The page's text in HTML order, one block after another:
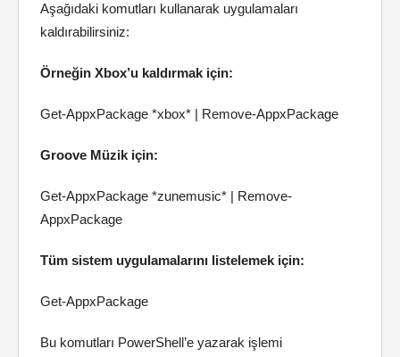
Aşağıdaki komutları kullanarak uygulamaları
kaldırabilirsiniz:
Örneğin Xbox’u kaldırmak için:
Get-AppxPackage *xbox* | Remove-AppxPackage
Groove Müzik için:
Get-AppxPackage *zunemusic* | Remove-
AppxPackage
Tüm sistem uygulamalarını listelemek için:
Get-AppxPackage
Bu komutları PowerShell’e yazarak işlemi